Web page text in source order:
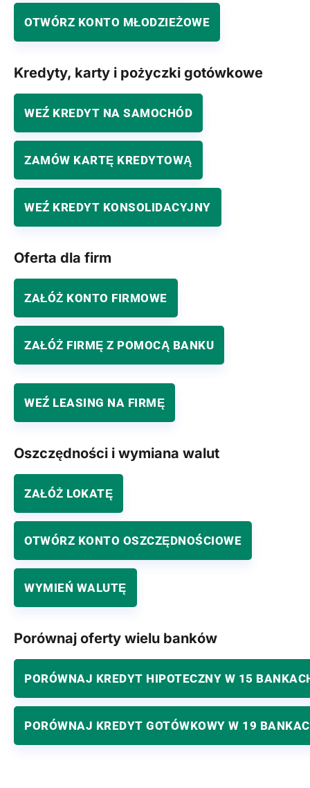
OTWÓRZ KONTO MŁODZIEŻOWE
Kredyty, karty i pożyczki gotówkowe
WEŹ KREDYT NA SAMOCHÓD
ZAMÓW KARTĘ KREDYTOWĄ
WEŹ KREDYT KONSOLIDACYJNY
Oferta dla firm
ZAŁÓŻ KONTO FIRMOWE
ZAŁÓŻ FIRMĘ Z POMOCĄ BANKU
WEŹ LEASING NA FIRMĘ
Oszczędności i wymiana walut
ZAŁÓŻ LOKATĘ
OTWÓRZ KONTO OSZCZĘDNOŚCIOWE
WYMIEŃ WALUTĘ
Porównaj oferty wielu banków
PORÓWNAJ KREDYT HIPOTECZNY W 15
PORÓWNAJ KREDYT GOTÓWKOWY W 19